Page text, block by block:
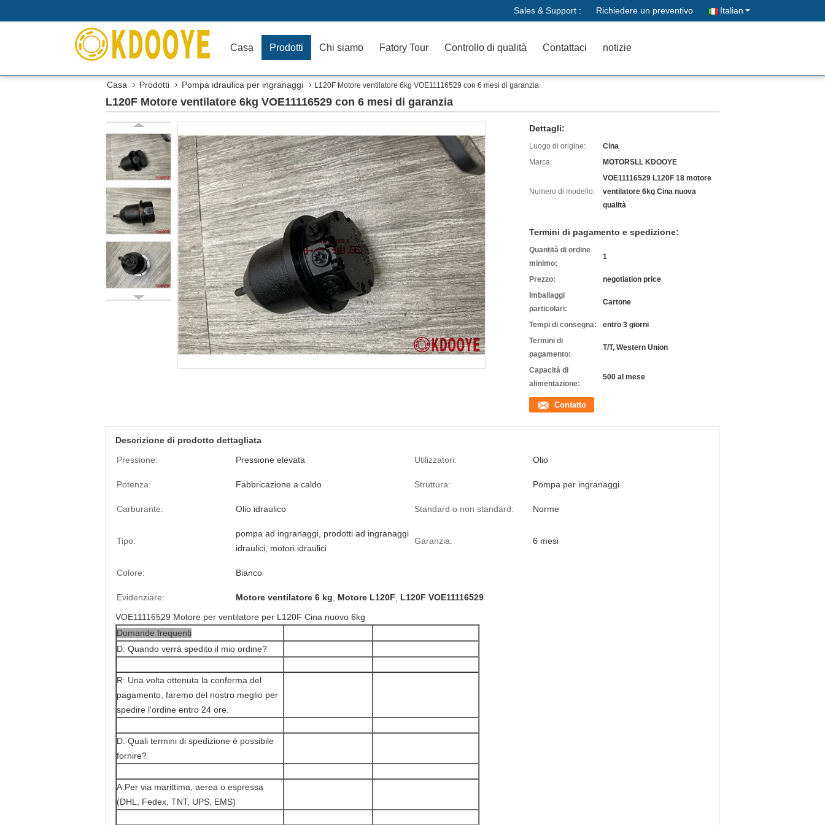
Sales & Support : Richiedere un preventivo Italian
Casa Prodotti Chi siamo Fatory Tour Controllo di qualità Contattaci notizie
Casa Prodotti Pompa idraulica per ingranaggi L120F Motore ventilatore 6kg VOE11116529 con 6 mesi di garanzia
L120F Motore ventilatore 6kg VOE11116529 con 6 mesi di garanzia
Dettagli:
Luogo di origine:
Cina
Marca:
MOTORSLL KDOOYE
Numero di modello:
VOE11116529 L120F 18 motore
ventilatore 6kg Cina nuova
qualità
Termini di pagamento e spedizione:
Quantità di ordine
minimo:
1
Prezzo:
negotiation price
Imballaggi
particolari:
Cartone
Tempi di consegna:
entro 3 giorni
Termini di
pagamento:
T/T, Western Union
Capacità di
alimentazione:
500 al mese
Contatto
Descrizione di prodotto dettagliata
Pressione:
Pressione elevata Utilizzatori: Olio
Potenza: Fabbricazione a caldo Struttura: Pompa per ingranaggi
Carburante: Olio idraulico Standard o non standard: Norme
Tipo:
pompa ad ingranaggi, prodotti ad ingranaggi
idraulici, motori idraulici
Garanzia: 6 mesi
Colore: Bianco
Evidenziare: Motore ventilatore 6 kg Motore L120F
L120F VOE11116529
VOE11116529 Motore per ventilatore per L120F Cina nuovo 6kg
Domande frequenti
D: Quando verrà spedito il mio ordine?
R: Una volta ottenuta la conferma del
pagamento, faremo del nostro meglio per
spedire l'ordine entro 24 ore.
D: Quali termini di spedizione è possibile
fornire?
A:Per via marittima, aerea o espressa
(DHL, Fedex, TNT, UPS, EMS)